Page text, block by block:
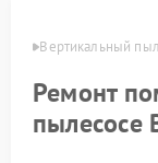
Вертикальный
Ремонт
пылесосе